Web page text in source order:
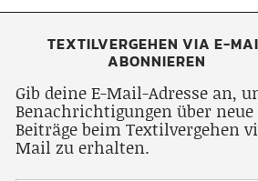
TEXTILVERGEHEN VIA E-
ABONNIEREN
Gib deine E-Mail-Adresse an,
Benachrichtigungen über neue
Beiträge beim Textilvergehen
Mail zu erhalten.